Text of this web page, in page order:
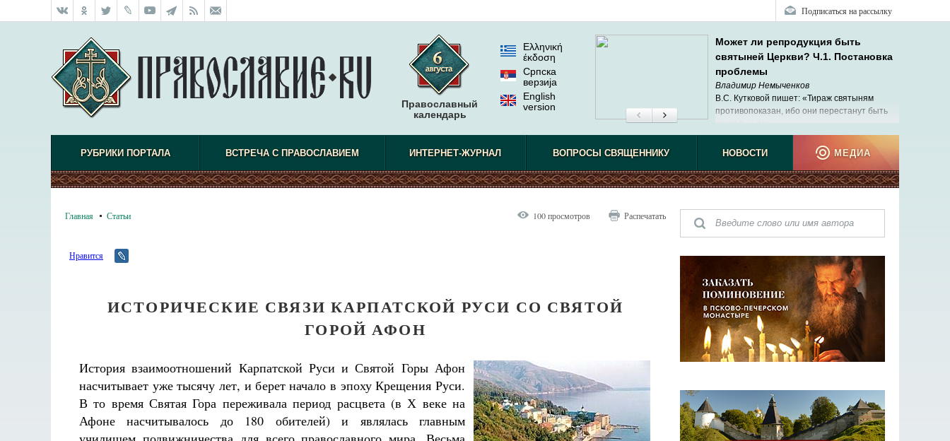
Подписаться на рассылку
Православный
календарь
Ελληνική
έκδοση
Српска
верзиjа
English
version
Может ли репродукция быть
святыней Церкви? Ч.1. Постановка
проблемы
Владимир Немыченков
В.С. Кутковой пишет: «Тираж святыням
противопоказан, ибо они перестанут быть
РУБРИКИ ПОРТАЛА ВСТРЕЧА С ПРАВОСЛАВИЕМ ИНТЕРНЕТ-ЖУРНАЛ ВОПРОСЫ СВЯЩЕННИКУ НОВОСТИ МЕДИА
Главная Статьи 100 просмотров Распечатать
Нравится
ИСТОРИЧЕСКИЕ СВЯЗИ КАРПАТСКОЙ РУСИ СО СВЯТОЙ
ГОРОЙ АФОН
История взаимоотношений Карпатской Руси и Святой Горы Афон
насчитывает уже тысячу лет, и берет начало в эпоху Крещения Руси.
В то время Святая Гора переживала период расцвета (в Х веке на
Афоне насчитывалось до 180 обителей) и являлась главным